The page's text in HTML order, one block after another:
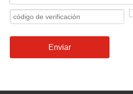
Enviar